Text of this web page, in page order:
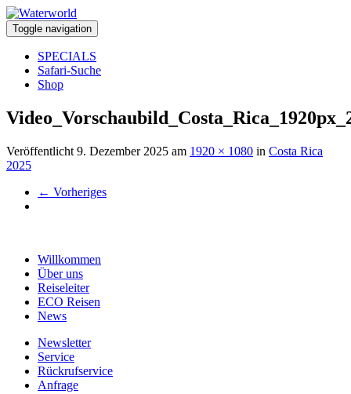
Toggle navigation
SPECIALS
Safari-Suche
Shop
Veröffentlicht 9. Dezember 2025 am 1920 × 1080 in Costa Rica
2025
← Vorheriges
Willkommen
Über uns
Reiseleiter
ECO Reisen
News
Newsletter
Service
Rückrufservice
Anfrage